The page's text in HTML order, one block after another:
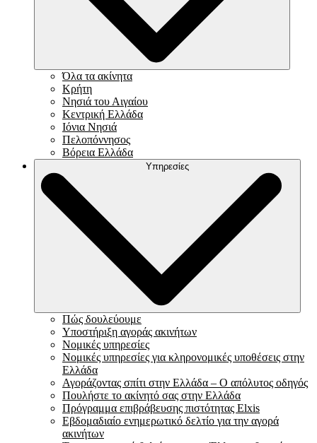
Όλα τα ακίνητα
Κρήτη
Νησιά του Αιγαίου
Κεντρική Ελλάδα
Ιόνια Νησιά
Πελοπόννησος
Βόρεια Ελλάδα
Υπηρεσίες
Πώς δουλεύουμε
Υποστήριξη αγοράς ακινήτων
Νομικές υπηρεσίες
Νομικές υπηρεσίες για κληρονομικές υποθέσεις στην
Ελλάδα
Αγοράζοντας σπίτι στην Ελλάδα – Ο απόλυτος οδηγός
Πουλήστε το ακίνητό σας στην Ελλάδα
Πρόγραμμα επιβράβευσης πιστότητας Elxis
Εβδομαδιαίο ενημερωτικό δελτίο για την αγορά
ακινήτων